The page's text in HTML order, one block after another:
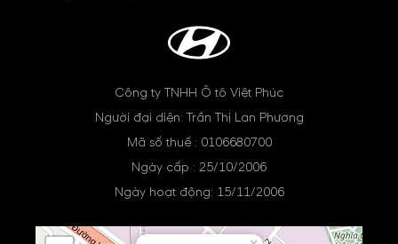
Công ty TNHH Ô tô Việt Phúc
Người đại diện: Trần Thị Lan Phương
Mã số thuế : 0106680700
Ngày cấp : 25/10/2006
Ngày hoạt động: 15/11/2006